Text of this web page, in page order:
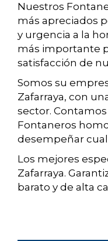
Nuestros
más apreciados
y urgencia a la
más importante
satisfacción de
Somos su
Zafarraya, con
sector.
Fontaneros
desempeñar
Los mejores
Zafarraya.
barato y de alta